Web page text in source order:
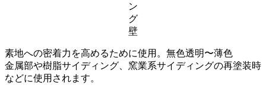
ン
グ
壁
素地への密着力を高めるために使用。無色透明〜薄色
金属部や樹脂サイディング、窯業系サイディングの再塗装時
などに使用されます。